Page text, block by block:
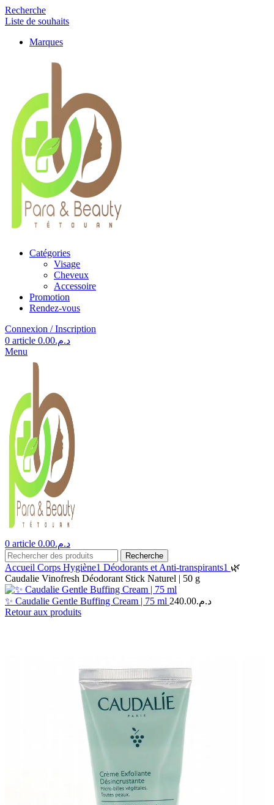
Recherche
Liste de souhaits
Marques
Catégories
Visage
Cheveux
Accessoire
Promotion
Rendez-vous
Connexion / Inscription
0 article د.م.0.00
Menu
0 article د.م.0.00
Recherche
Accueil Corps Hygiène1 Déodorants et Anti-transpirants1 🌿
Caudalie Vinofresh Déodorant Stick Naturel | 50 g
✨ Caudalie Gentle Buffing Cream | 75 ml د.م.240.00
Retour aux produits